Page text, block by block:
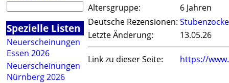
Spezielle Listen
Neuerscheinungen
Essen 2026
Neuerscheinungen
Nürnberg 2026
Altersgruppe:
6 Jahren
Deutsche Rezensionen:
Letzte Änderung:
13.05.26
Link zu dieser Seite: https://